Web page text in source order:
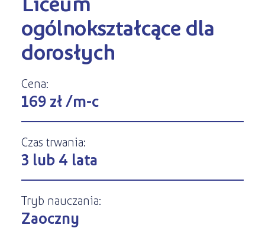
Liceum ogólnokształcące dla
dorosłych
Szkoły policealne
Szkoły medyczne
Kształcenie jednoroczne
Kursy ONLINE
Kursy stacjonarne
Rekrutacja on-line
Statuty
O nas
Nauka online w Żaku
Historia Firmy
Kariera
Aktualności
FAQ
ogólnokształcące dla
dorosłych
Cena:
169 zł /m-c
Czas trwania:
3 lub 4 lata
Tryb nauczania:
Zaoczny